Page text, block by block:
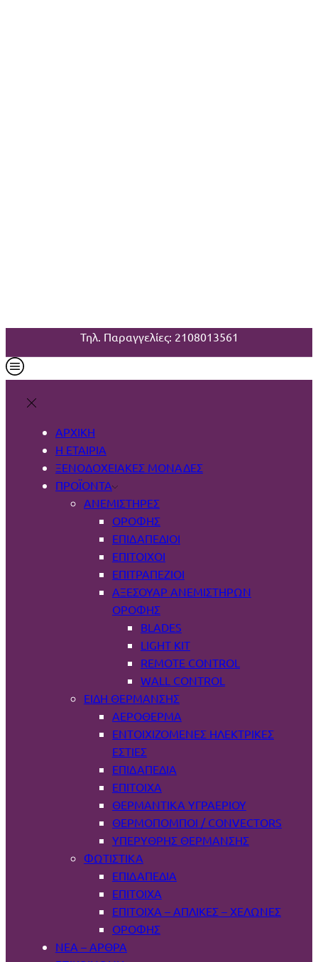
Τηλ. Παραγγελίες: 2108013561
ΑΡΧΙΚΗ
Η ΕΤΑΙΡΙΑ
ΞΕΝΟΔΟΧΕΙΑΚΕΣ ΜΟΝΑΔΕΣ
ΠΡΟΪΟΝΤΑ
ΑΝΕΜΙΣΤΉΡΕΣ
ΟΡΟΦΉΣ
ΕΠΙΔΑΠΈΔΙΟΙ
ΕΠΊΤΟΙΧΟΙ
ΕΠΙΤΡΑΠΈΖΙΟΙ
ΑΞΕΣΟΥΆΡ ΑΝΕΜΙΣΤΉΡΩΝ
ΟΡΟΦΉΣ
BLADES
LIGHT KIT
REMOTE CONTROL
WALL CONTROL
ΕΊΔΗ ΘΈΡΜΑΝΣΗΣ
ΑΕΡΌΘΕΡΜΑ
ΕΝΤΟΙΧΙΖΌΜΕΝΕΣ ΗΛΕΚΤΡΙΚΈΣ
ΕΣΤΊΕΣ
ΕΠΙΔΑΠΈΔΙΑ
ΕΠΊΤΟΙΧΑ
ΘΕΡΜΑΝΤΙΚΆ ΥΓΡΑΕΡΊΟΥ
ΘΕΡΜΟΠΟΜΠΟΊ / CONVECTORS
ΥΠΈΡΥΘΡΗΣ ΘΈΡΜΑΝΣΗΣ
ΦΩΤΙΣΤΙΚΆ
ΕΠΙΔΑΠΈΔΙΑ
ΕΠΊΤΟΙΧΑ
ΕΠΊΤΟΙΧΑ – ΑΠΛΊΚΕΣ – ΧΕΛΏΝΕΣ
ΟΡΟΦΉΣ
ΝΕΑ – ΑΡΘΡΑ